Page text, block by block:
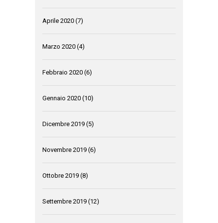
Aprile 2020 (7)
Marzo 2020 (4)
Febbraio 2020 (6)
Gennaio 2020 (10)
Dicembre 2019 (5)
Novembre 2019 (6)
Ottobre 2019 (8)
Settembre 2019 (12)